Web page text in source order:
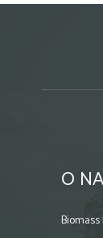
O
Biomass